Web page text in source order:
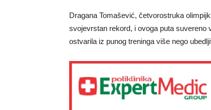
Dragana Tomašević, četvorostruka
svojevrstan rekord, i ovoga puta suvereno
ostvarila iz punog treninga više nego